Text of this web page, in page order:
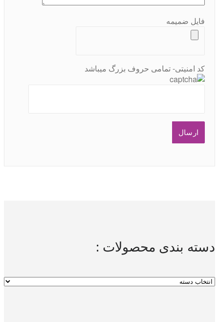
فایل ضمیمه
کد امنیتی- تمامی حروف بزرگ میباشد
دسته بندی محصولات :